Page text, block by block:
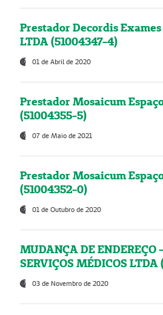
Prestador Decordis
LTDA (51004347-4)
01 de Abril de 2020
Prestador Mosaicum
(51004355-5)
07 de Maio de 2021
Prestador Mosaicum
(51004352-0)
01 de Outubro de 2020
MUDANÇA DE ENDEREÇO
SERVIÇOS MÉDICOS
03 de Novembro de 2020